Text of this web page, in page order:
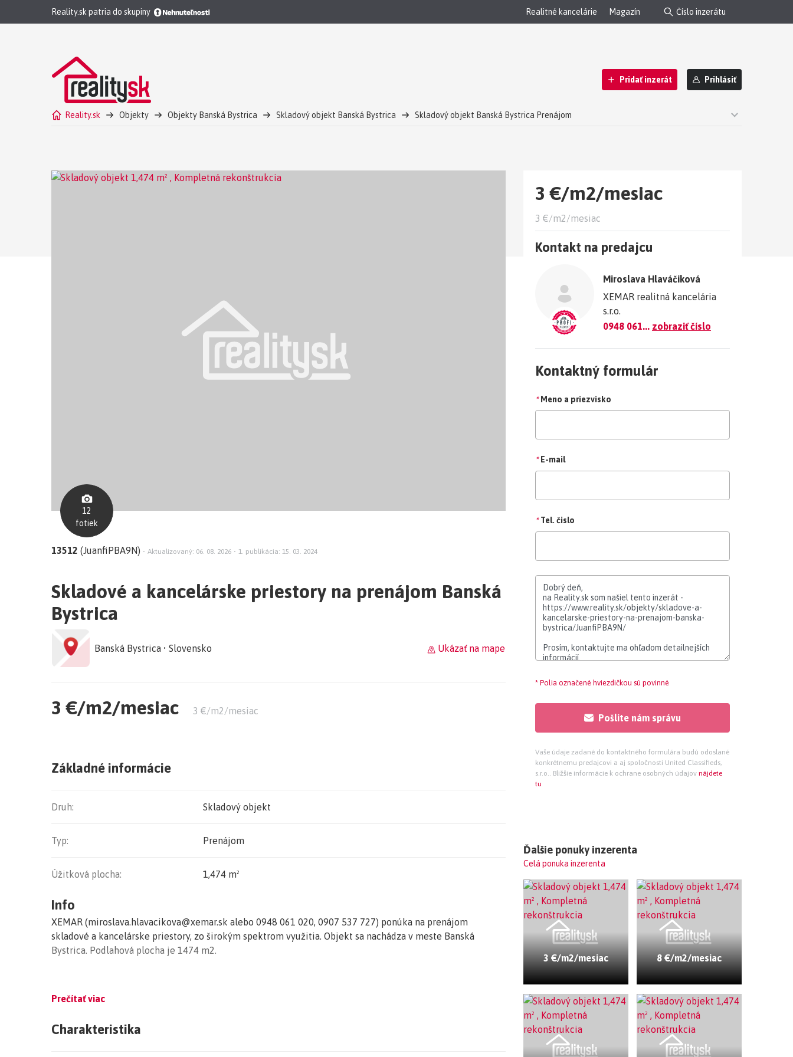
Reality.sk patria do skupiny Realitné kancelárie Magazín
Pridať inzerát Prihlásiť
Reality.sk Objekty Objekty Banská Bystrica Skladový objekt Banská Bystrica
Skladový objekt Banská Bystrica Prenájom
12
fotiek
13512 (JuanfiPBA9N) • Aktualizovaný: 06. 08. 2026 • 1. publikácia: 15. 03. 2024
Skladové a kancelárske priestory na prenájom Banská
Bystrica
Banská Bystrica • Slovensko Ukázať na mape
3 €/m2/mesiac 3 €/m2/mesiac
Základné informácie
Druh: Skladový objekt
Typ: Prenájom
Úžitková plocha: 1,474 m²
Info
XEMAR (miroslava.hlavacikova@xemar.sk alebo 0948 061 020, 0907 537 727) ponúka na prenájom
skladové a kancelárske priestory, zo širokým spektrom využitia. Objekt sa nachádza v meste Banská
Bystrica. Podlahová plocha je 1474 m2.
priestor. K budove je bezproblémový prístup aj kamiónovou dopravou, veľkou výhodou je nakladacia rampa
Prečítať viac
Charakteristika
3 €/m2/mesiac
3 €/m2/mesiac
Kontakt na predajcu
Miroslava Hlaváčiková
XEMAR realitná kancelária
s.r.o.
0948 061... zobraziť číslo
Kontaktný formulár
* Meno a priezvisko
* E-mail
* Tel. čislo
* Polia označené hviezdičkou sú povinné
Pošlite nám správu
Vaše údaje zadané do kontaktného formulára budú odoslané
konkrétnemu predajcovi a aj spoločnosti United Classifieds,
s.r.o.. Bližšie informácie k ochrane osobných údajov nájdete
tu
Ďalšie ponuky inzerenta
Celá ponuka inzerenta
3 €/m2/mesiac 8 €/m2/mesiac